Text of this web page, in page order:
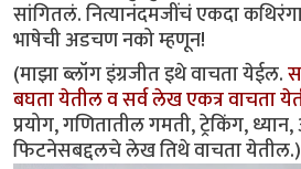
सांगितलं. नित्यानंदमजींचं एकदा
भाषेची अडचण नको म्हणून!
(माझा ब्लॉग इंग्रजीत इथे वाचता येईल.
बघता येतील‌ व सर्व लेख एकत्र वाचता
प्रयोग, गणितातील गमती, ट्रेकिंग,
फिटनेसबद्दलचे लेख तिथे वाचता येतील.)